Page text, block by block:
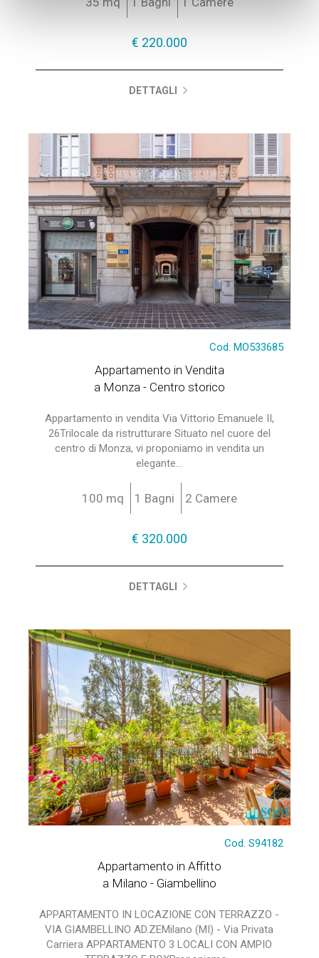
€ 220.000
DETTAGLI
Cod. MO533685
Appartamento in Vendita
a Monza - Centro storico
Appartamento in vendita Via Vittorio Emanuele II,
26Trilocale da ristrutturare Situato nel cuore del
centro di Monza, vi proponiamo in vendita un
elegante...
100 mq 1 Bagni 2 Camere
€ 320.000
DETTAGLI
Cod. S94182
Appartamento in Affitto
a Milano - Giambellino
APPARTAMENTO IN LOCAZIONE CON TERRAZZO -
VIA GIAMBELLINO AD.ZEMilano (MI) - Via Privata
Carriera APPARTAMENTO 3 LOCALI CON AMPIO